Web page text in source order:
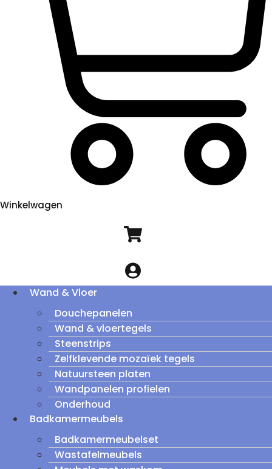
Winkelwagen
Wand & Vloer
Douchepanelen
Wand & vloertegels
Steenstrips
Zelfklevende mozaïek tegels
Natuursteen platen
Wandpanelen profielen
Onderhoud
Badkamermeubels
Badkamermeubelset
Wastafelmeubels